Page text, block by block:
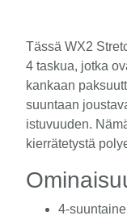
Tässä WX2
4 taskua, jotka
kankaan
suuntaan
istuvuuden.
kierrätetystä
4-